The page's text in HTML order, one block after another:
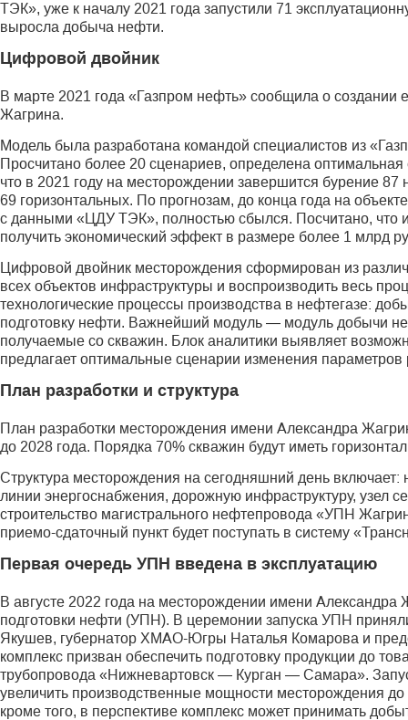
ТЭК», уже к началу 2021 года запустили 71
выросла добыча нефти.
Цифровой двойник
В марте 2021 года «Газпром нефть» сообщила о
Жагрина.
Модель была разработана командой специалистов из
Просчитано более 20 сценариев, определена
что в 2021 году на месторождении завершится бурение
69 горизонтальных. По прогнозам, до конца года на
с данными «ЦДУ ТЭК», полностью сбылся. Посчитано, что
получить экономический эффект в размере более 1 млрд
Цифровой двойник месторождения сформирован из
всех объектов инфраструктуры и воспроизводить весь
технологические процессы производства в нефтегазе:
подготовку нефти. Важнейший модуль — модуль добычи
получаемые со скважин. Блок аналитики выявляет
предлагает оптимальные сценарии изменения
План разработки и структура
План разработки месторождения имени Александра
до 2028 года. Порядка 70% скважин будут иметь
Структура месторождения на сегодняшний день
линии энергоснабжения, дорожную инфраструктуру, узел
строительство магистрального нефтепровода «УПН
приемо-сдаточный пункт будет поступать в систему
Первая очередь УПН введена в эксплуатацию
В августе 2022 года на месторождении имени
подготовки нефти (УПН). В церемонии запуска УПН
Якушев, губернатор ХМАО-Югры Наталья Комарова и
комплекс призван обеспечить подготовку продукции до
трубопровода «Нижневартовск — Курган — Самара».
увеличить производственные мощности месторождения
кроме того, в перспективе комплекс может принимать